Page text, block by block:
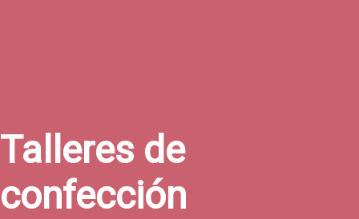
Talleres de
confección